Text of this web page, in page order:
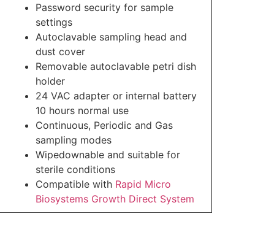
Password security for sample
settings
Autoclavable sampling head and
dust cover
Removable autoclavable petri dish
holder
24 VAC adapter or internal battery
10 hours normal use
Continuous, Periodic and Gas
sampling modes
Wipedownable and suitable for
sterile conditions
Compatible with Rapid Micro
Biosystems Growth Direct System